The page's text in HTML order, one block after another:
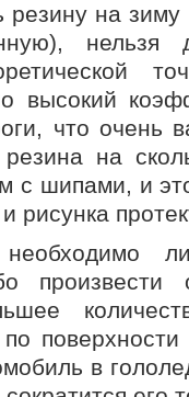
резину на
нельзя
высокий
что очень
на
с шипами, и
рисунка
произвести
в